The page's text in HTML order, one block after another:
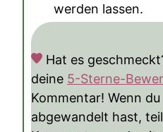
werden lassen.
Hat es
deine 5-Sterne-
Kommentar! Wenn
abgewandelt hast,